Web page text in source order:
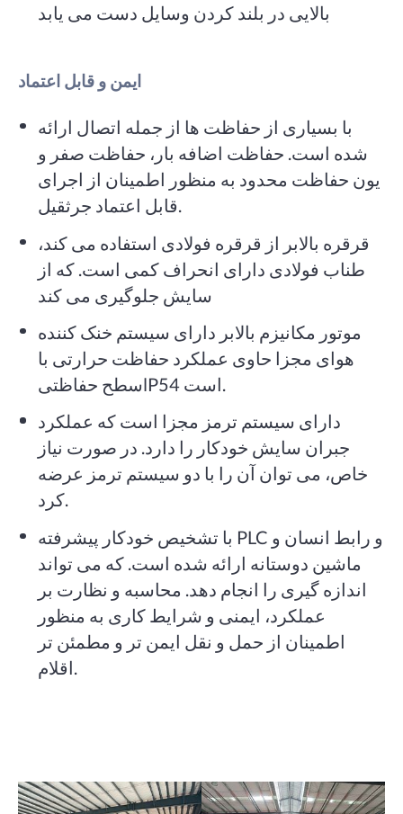
بالایی در بلند کردن وسایل دست می یابد
ایمن و قابل اعتماد
با بسیاری از حفاظت ها از جمله اتصال ارائه
شده است. حفاظت اضافه بار، حفاظت صفر و
یون حفاظت محدود به منظور اطمینان از اجرای
قابل اعتماد جرثقیل.
قرقره بالابر از قرقره فولادی استفاده می کند،
طناب فولادی دارای انحراف کمی است. که از
سایش جلوگیری می کند
موتور مکانیزم بالابر دارای سیستم خنک کننده
هوای مجزا حاوی عملکرد حفاظت حرارتی با
سطح حفاظتیlP54 است.
دارای سیستم ترمز مجزا است که عملکرد
جبران سایش خودکار را دارد. در صورت نیاز
خاص، می توان آن را با دو سیستم ترمز عرضه
کرد.
با تشخیص خودکار پیشرفته PLC و رابط انسان و
ماشین دوستانه ارائه شده است. که می تواند
اندازه گیری را انجام دهد. محاسبه و نظارت بر
عملکرد، ایمنی و شرایط کاری به منظور
اطمینان از حمل و نقل ایمن تر و مطمئن تر
اقلام.